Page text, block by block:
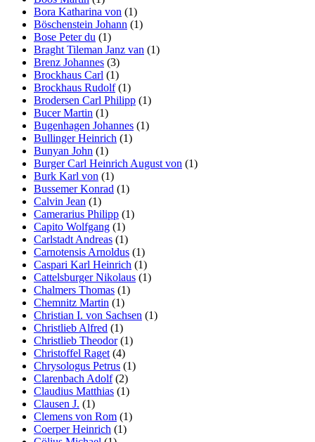
Bora Katharina von (1)
Böschenstein Johann (1)
Bose Peter du (1)
Braght Tileman Janz van (1)
Brenz Johannes (3)
Brockhaus Carl (1)
Brockhaus Rudolf(1)
Brodersen Carl Philipp (1)
Bucer Martin (1)
Bugenhagen Johannes (1)
Bullinger Heinrich (1)
Bunyan John (1)
Burger Carl Heinrich August von (1)
Burk Karl von (1)
Bussemer Konrad (1)
Calvin Jean (1)
Camerarius Philipp (1)
Capito Wolfgang (1)
Carlstadt Andreas (1)
Carnotensis Arnoldus (1)
Caspari Karl Heinrich (1)
Cattelsburger Nikolaus (1)
Chalmers Thomas (1)
Chemnitz Martin (1)
Christian I. von Sachsen (1)
Christlieb Alfred (1)
Christlieb Theodor(1)
Christoffel Raget (4)
Chrysologus Petrus (1)
Clarenbach Adolf(2)
Claudius Matthias (1)
Clausen J. (1)
Clemens von Rom (1)
Coerper Heinrich (1)